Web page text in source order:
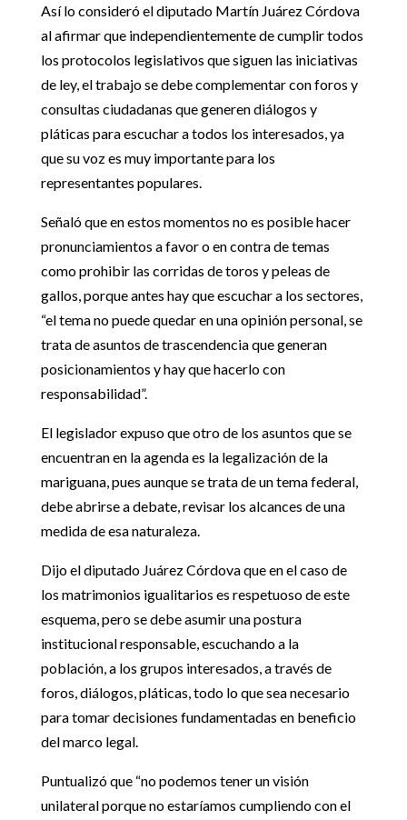
Así lo consideró el diputado Martín Juárez Córdova
al afirmar que independientemente de cumplir todos
los protocolos legislativos que siguen las iniciativas
de ley, el trabajo se debe complementar con foros y
consultas ciudadanas que generen diálogos y
pláticas para escuchar a todos los interesados, ya
que su voz es muy importante para los
representantes populares.
Señaló que en estos momentos no es posible hacer
pronunciamientos a favor o en contra de temas
como prohibir las corridas de toros y peleas de
gallos, porque antes hay que escuchar a los sectores,
“el tema no puede quedar en una opinión personal, se
trata de asuntos de trascendencia que generan
posicionamientos y hay que hacerlo con
responsabilidad”.
El legislador expuso que otro de los asuntos que se
encuentran en la agenda es la legalización de la
mariguana, pues aunque se trata de un tema federal,
debe abrirse a debate, revisar los alcances de una
medida de esa naturaleza.
Dijo el diputado Juárez Córdova que en el caso de
los matrimonios igualitarios es respetuoso de este
esquema, pero se debe asumir una postura
institucional responsable, escuchando a la
población, a los grupos interesados, a través de
foros, diálogos, pláticas, todo lo que sea necesario
para tomar decisiones fundamentadas en beneficio
del marco legal.
Puntualizó que “no podemos tener un visión
unilateral porque no estaríamos cumpliendo con el